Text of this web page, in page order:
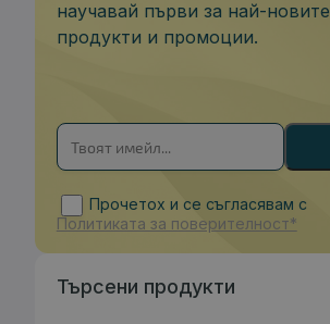
научавай първи за най-новите
продукти и промоции.
Прочетох и се съгласявам с
Политиката за поверителност*
Търсени продукти